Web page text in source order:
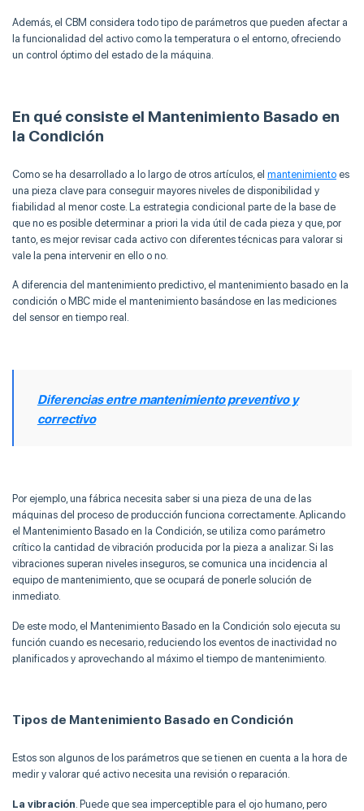
Además, el CBM considera todo tipo de parámetros que pueden afectar a
la funcionalidad del activo como la temperatura o el entorno, ofreciendo
un control óptimo del estado de la máquina.
En qué consiste el Mantenimiento Basado en
la Condición
Como se ha desarrollado a lo largo de otros artículos, el mantenimiento es
una pieza clave para conseguir mayores niveles de disponibilidad y
fiabilidad al menor coste. La estrategia condicional parte de la base de
que no es posible determinar a priori la vida útil de cada pieza y que, por
tanto, es mejor revisar cada activo con diferentes técnicas para valorar si
vale la pena intervenir en ello o no.
A diferencia del mantenimiento predictivo, el mantenimiento basado en la
condición o MBC mide el mantenimiento basándose en las mediciones
del sensor en tiempo real.
Diferencias entre mantenimiento preventivo y
correctivo
Por ejemplo, una fábrica necesita saber si una pieza de una de las
máquinas del proceso de producción funciona correctamente. Aplicando
el Mantenimiento Basado en la Condición, se utiliza como parámetro
crítico la cantidad de vibración producida por la pieza a analizar. Si las
vibraciones superan niveles inseguros, se comunica una incidencia al
equipo de mantenimiento, que se ocupará de ponerle solución de
inmediato.
De este modo, el Mantenimiento Basado en la Condición solo ejecuta su
función cuando es necesario, reduciendo los eventos de inactividad no
planificados y aprovechando al máximo el tiempo de mantenimiento.
Tipos de Mantenimiento Basado en Condición
Estos son algunos de los parámetros que se tienen en cuenta a la hora de
medir y valorar qué activo necesita una revisión o reparación.
La vibración . Puede que sea imperceptible para el ojo humano, pero